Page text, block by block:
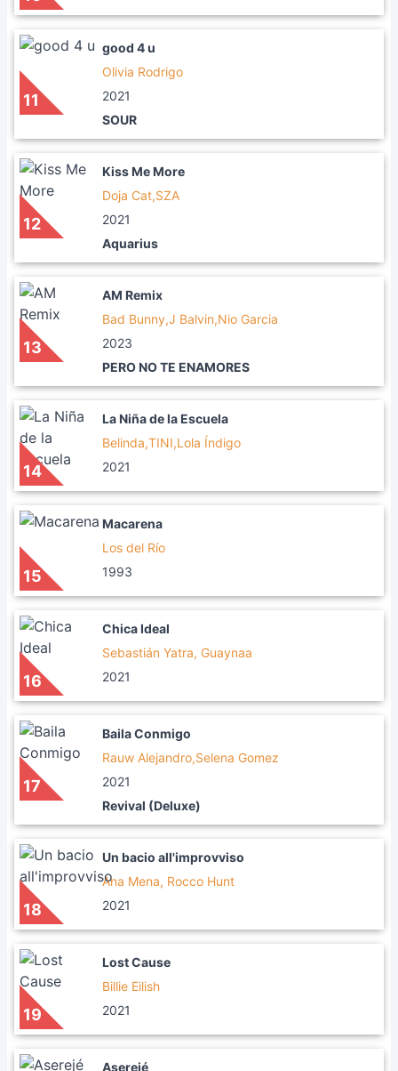
11
good 4 u
Olivia Rodrigo
2021
SOUR
12
Kiss Me More
Doja Cat,SZA
2021
Aquarius
13
AM Remix
Bad Bunny,J Balvin,Nio Garcia
2023
PERO NO TE ENAMORES
14
La Niña de la Escuela
Belinda,TINI,Lola Índigo
2021
15
Macarena
Los del Río
1993
16
Chica Ideal
Sebastián Yatra, Guaynaa
2021
17
Baila Conmigo
Rauw Alejandro,Selena Gomez
2021
Revival (Deluxe)
18
Un bacio all'improvviso
Ana Mena, Rocco Hunt
2021
19
Lost Cause
Billie Eilish
2021
Aserejé